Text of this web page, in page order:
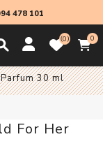
478 101
0 0
30 ml
For Her